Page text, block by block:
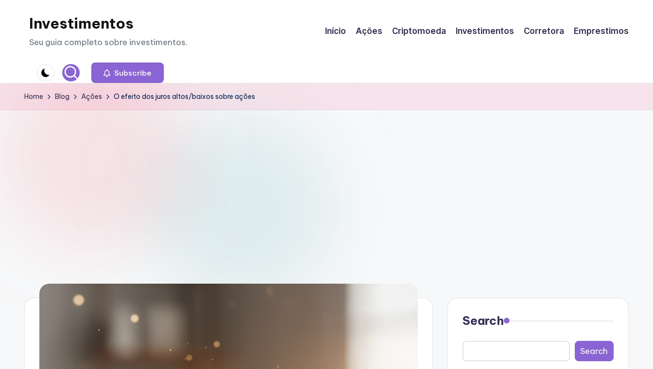
Investimentos
Seu guia completo sobre investimentos.
Início Ações Criptomoeda Investimentos Corretora Emprestimos
Subscribe
Home Blog Ações O efeito dos juros altos/baixos sobre ações
Search
Search